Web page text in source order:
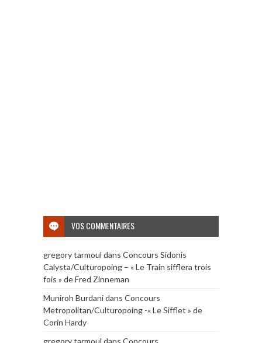
VOS COMMENTAIRES
gregory tarmoul dans Concours Sidonis
Calysta/Culturopoing – « Le Train sifflera trois
fois » de Fred Zinneman
Muniroh Burdanidans Concours
Metropolitan/Culturopoing -« Le Sifflet » de
Corin Hardy
gregory tarmoul dans Concours